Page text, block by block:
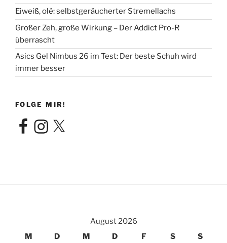
Eiweiß, olé: selbstgeräucherter Stremellachs
Großer Zeh, große Wirkung – Der Addict Pro-R
überrascht
Asics Gel Nimbus 26 im Test: Der beste Schuh wird
immer besser
FOLGE MIR!
FacebookInstagram
X
August 2026
M
D M D F S S